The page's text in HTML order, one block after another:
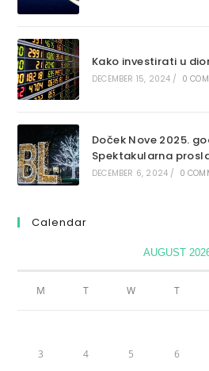
Kako investirati u
DECEMBER 15, 2024 / 0
Doček Nove 2025.
Spektakularna
DECEMBER 6, 2024 / 0
Calendar
AUGUST
M T W T
3 4 5 6